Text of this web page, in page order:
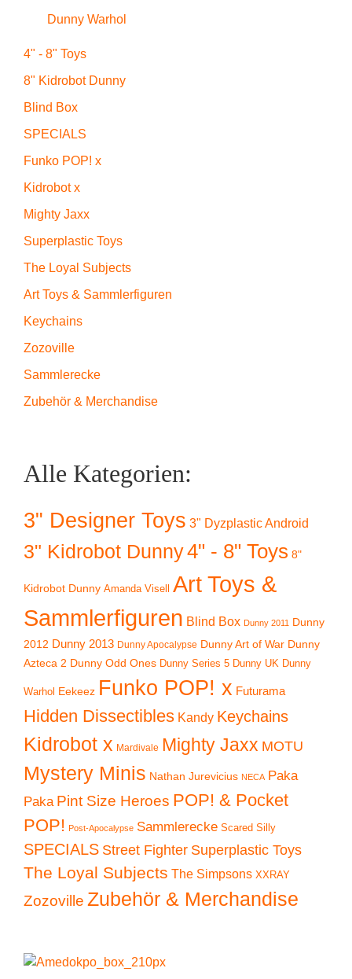
Dunny Warhol
4" - 8" Toys
8" Kidrobot Dunny
Blind Box
SPECIALS
Funko POP! x
Kidrobot x
Mighty Jaxx
Superplastic Toys
The Loyal Subjects
Art Toys & Sammlerfiguren
Keychains
Zozoville
Sammlerecke
Zubehör & Merchandise
Alle Kategorien:
3" Designer Toys 3" Dyzplastic Android
3" Kidrobot Dunny4" - 8" Toys 8"
Kidrobot Dunny Amanda Visell Art Toys &
Sammlerfiguren Blind Box Dunny 2011 Dunny
2012 Dunny 2013 Dunny Apocalypse Dunny Art of War Dunny
Azteca 2 Dunny Odd Ones Dunny Series 5 Dunny UK Dunny
Warhol Eekeez Funko POP! x Futurama
Hidden Dissectibles Kandy Keychains
Kidrobot x Mardivale Mighty Jaxx MOTU
Mystery Minis Nathan Jurevicius NECA Paka
Paka Pint Size Heroes POP! & Pocket
POP! Post-Apocalypse Sammlerecke Scared Silly
SPECIALS Street Fighter Superplastic Toys
The Loyal Subjects The Simpsons XXRAY
Zozoville Zubehör & Merchandise